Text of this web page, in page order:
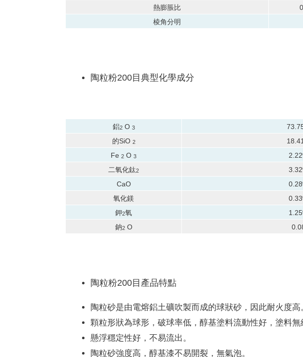
熱膨脹比
棱角分明
陶粒粉200目典型化學成分
鋁2O 3
的SiO 2
Fe 2 O 3
二氧化鈦2
CaO
氧化鎂
鉀2氧
鈉2O
陶粒粉200目產品特點
陶粒砂是由電熔鋁土礦吹製而成的球狀砂，因此耐火度高
顆粒形狀為球形，破球率低，醇基塗料流動性好，塗料無
懸浮穩定性好，不易流出。
陶粒砂強度高，醇基漆不易開裂，無氣泡。